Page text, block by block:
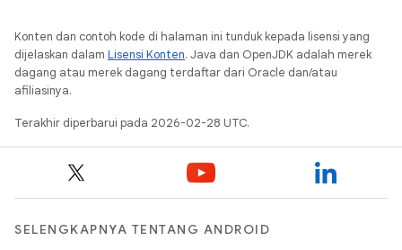
Konten dan contoh kode di halaman ini tunduk kepada lisensi yang
dijelaskan dalam Lisensi Konten. Java dan OpenJDK adalah merek
dagang atau merek dagang terdaftar dari Oracle dan/atau
afiliasinya.
Terakhir diperbarui pada 2026-02-28 UTC.
SELENGKAPNYA TENTANG ANDROID